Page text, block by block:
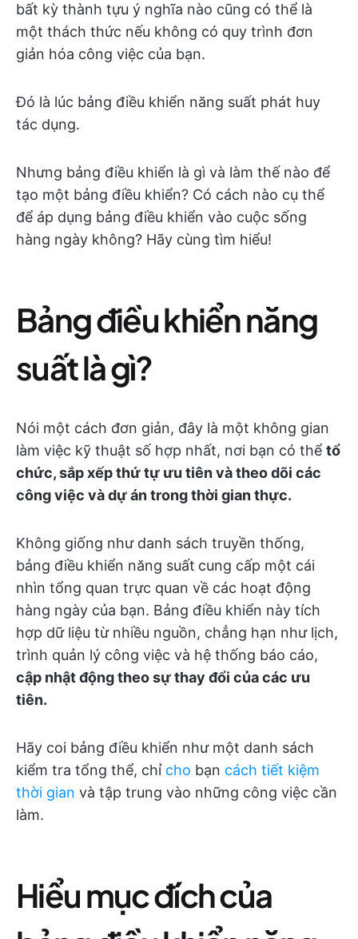
bất kỳ thành tựu ý nghĩa nào cũng có thể là
một thách thức nếu không có quy trình đơn
giản hóa công việc của bạn.
Đó là lúc bảng điều khiển năng suất phát huy
tác dụng.
Nhưng bảng điều khiển là gì và làm thế nào để
tạo một bảng điều khiển? Có cách nào cụ thể
để áp dụng bảng điều khiển vào cuộc sống
hàng ngày không? Hãy cùng tìm hiểu!
Bảng điều khiển năng
suất là gì?
Nói một cách đơn giản, đây là một không gian
làm việc kỹ thuật số hợp nhất, nơi bạn có thể tổ
chức, sắp xếp thứ tự ưu tiên và theo dõi các
công việc và dự án trong thời gian thực.
Không giống như danh sách truyền thống,
bảng điều khiển năng suất cung cấp một cái
nhìn tổng quan trực quan về các hoạt động
hàng ngày của bạn. Bảng điều khiển này tích
hợp dữ liệu từ nhiều nguồn, chẳng hạn như lịch,
trình quản lý công việc và hệ thống báo cáo,
cập nhật động theo sự thay đổi của các ưu
tiên.
Hãy coi bảng điều khiển như một danh sách
kiểm tra tổng thể, chỉ cho bạn cách tiết kiệm
thời gian và tập trung vào những công việc cần
làm.
Hiểu mục đích của